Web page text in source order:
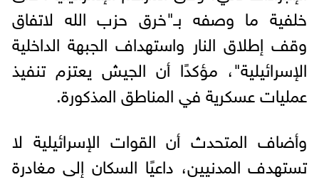
خلفية ما وصفه بـ"خرق حزب الله لاتفاق
وقف إطلاق النار واستهداف الجبهة الداخلية
الإسرائيلية"، مؤكدًا أن الجيش يعتزم تنفيذ
عمليات عسكرية في المناطق المذكورة.
وأضاف المتحدث أن القوات الإسرائيلية لا
تستهدف المدنيين، داعيًا السكان إلى مغادرة